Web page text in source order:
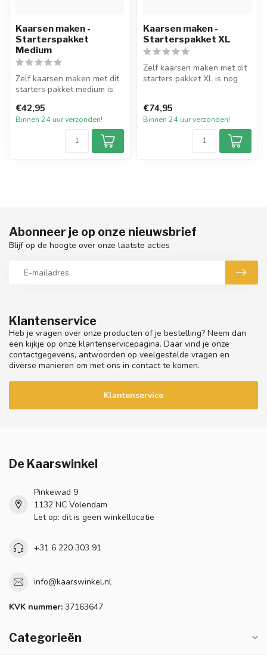
Kaarsen maken -
Starterspakket
Medium
Zelf kaarsen maken met dit
starters pakket medium is
ge...
€42,95
Binnen 24 uur verzonden!
Kaarsen maken -
Starterspakket XL
Zelf kaarsen maken met dit
starters pakket XL is nog
€74,95
Binnen 24 uur verzonden!
Klantenservice
Heb je vragen over onze producten of je bestelling? Neem dan
een kijkje op onze klantenservicepagina. Daar vind je onze
contactgegevens, antwoorden op veelgestelde vragen en
diverse manieren om met ons in contact te komen.
Klantenservice
Abonneer je op onze nieuwsbrief
Blijf op de hoogte over onze laatste acties
De Kaarswinkel
Pinkewad 9
1132 NC Volendam
Let op: dit is geen winkellocatie
+31 6 220 303 91
info@kaarswinkel.nl
KVK nummer: 37163647
Categorieën